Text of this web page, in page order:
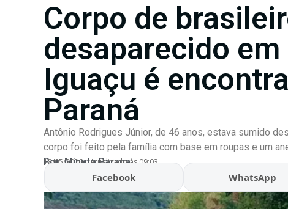
Corpo de
desaparecido em
Iguaçu é
Paraná
Antônio Rodrigues Júnior, de 46 anos, estava sumido
corpo foi feito pela família com base em roupas e um
Por:Minuto Parana
18/05/2026 Atualizado às 09:03
Facebook WhatsApp